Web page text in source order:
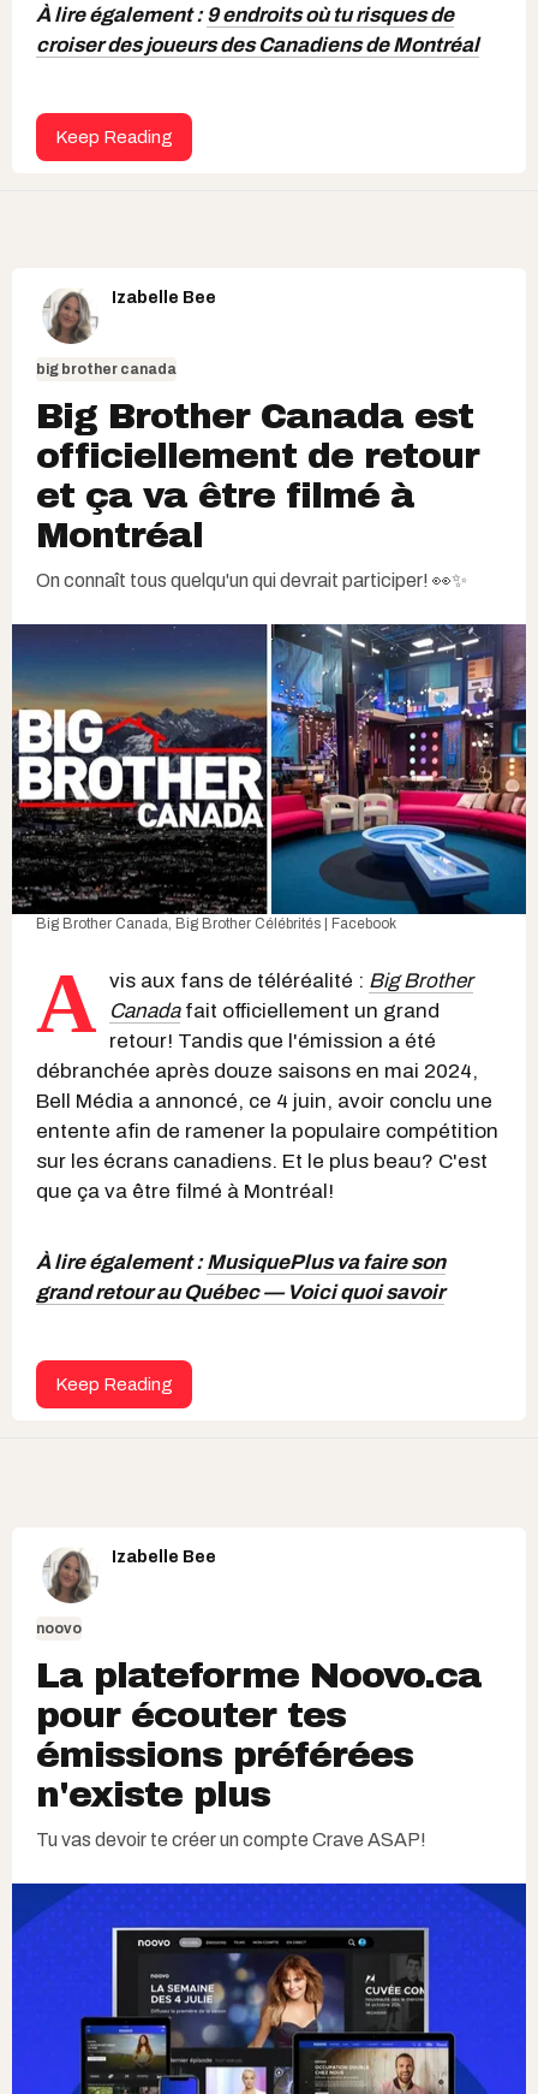
À lire également :9 endroits où tu risques de
croiser des joueurs des Canadiens de Montréal
Keep Reading
Izabelle Bee
big brother canada
Big Brother Canada est
officiellement de retour
et ça va être filmé à
Montréal
On connaît tous quelqu'un qui devrait participer! 👀✨
Big Brother Canada, Big Brother Célébrités | Facebook
A vis aux fans de téléréalité : Big Brother
Canadafait officiellement un grand
retour! Tandis que l'émission a été
débranchée après douze saisons en mai 2024,
Bell Média a annoncé, ce 4 juin, avoir conclu une
entente afin de ramener la populaire compétition
sur les écrans canadiens. Et le plus beau? C'est
que ça va être filmé à Montréal!
À lire également :MusiquePlus va faire son
grand retour au Québec — Voici quoi savoir
Keep Reading
Izabelle Bee
noovo
La plateforme Noovo.ca
pour écouter tes
émissions préférées
n'existe plus
Tu vas devoir te créer un compte Crave ASAP!